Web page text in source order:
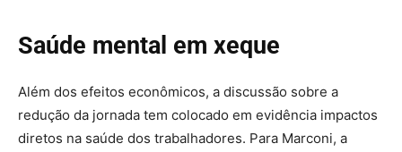
Saúde mental em xeque
Além dos efeitos econômicos, a discussão sobre a
redução da jornada tem colocado em evidência impactos
diretos na saúde dos trabalhadores. Para Marconi, a